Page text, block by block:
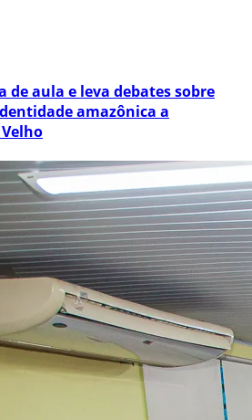
de aula e leva debates sobre
amazônica a